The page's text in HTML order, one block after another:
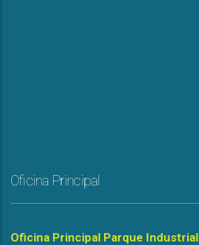
Oficina Principal
Oficina Principal Parque Industrial